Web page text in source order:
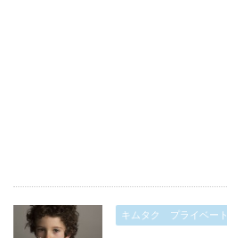
キムタク プライベート